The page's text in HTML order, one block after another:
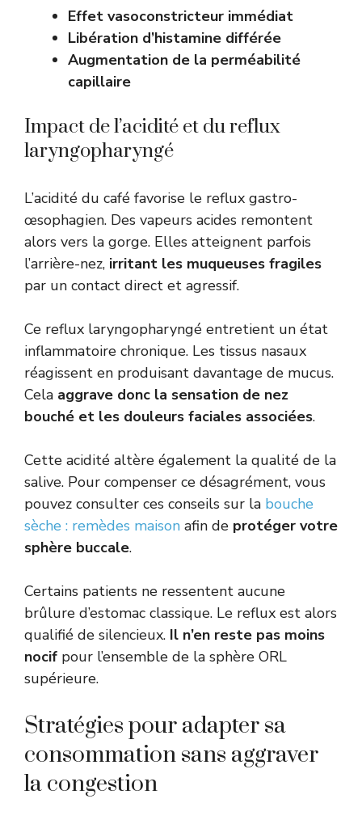
Effet vasoconstricteur immédiat
Libération d’histamine différée
Augmentation de la perméabilité
capillaire
Impact de l’acidité et du reflux
laryngopharyngé
L’acidité du café favorise le reflux gastro-
œsophagien. Des vapeurs acides remontent
alors vers la gorge. Elles atteignent parfois
l’arrière-nez, irritant les muqueuses fragiles
par un contact direct et agressif.
Ce reflux laryngopharyngé entretient un état
inflammatoire chronique. Les tissus nasaux
réagissent en produisant davantage de mucus.
Cela aggrave donc la sensation de nez
bouché et les douleurs faciales associées.
Cette acidité altère également la qualité de la
salive. Pour compenser ce désagrément, vous
pouvez consulter ces conseils sur la bouche
sèche : remèdes maison afin de protéger votre
sphère buccale.
Certains patients ne ressentent aucune
brûlure d’estomac classique. Le reflux est alors
qualifié de silencieux. Il n’en reste pas moins
nocif pour l’ensemble de la sphère ORL
supérieure.
Stratégies pour adapter sa
consommation sans aggraver
la congestion